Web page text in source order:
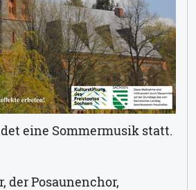
eine Sommermusik statt.
der Posaunenchor,